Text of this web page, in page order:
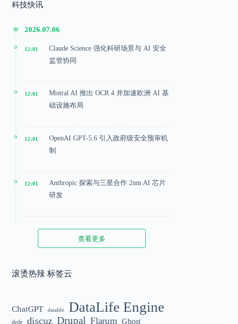
科技快讯
2026.07.06
12:01
Claude Science 强化科研场景与 AI 安全
监管协同
12:01
Mistral AI 推出 OCR 4 并加速欧洲 AI 基
础设施布局
12:01
OpenAI GPT-5.6 引入政府级安全预审机
制
12:01
Anthropic 探索与三星合作 2nm AI 芯片
研发
12:01
Microsoft 投入 25 亿美元成立 AI 落地实
12:01
Meta 内部模型接近 GPT-5.5 水平，基础
12:01
Gemini 3.5 Flash 强化“AI 操作系统级代
查看更多
滚烫热辣 标签云
ChatGPT datalife DataLife Engine
dede discuz Drupal Flarum Ghost